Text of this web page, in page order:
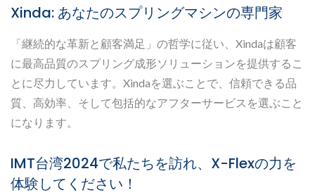
Xinda: あなたのスプリングマシンの専門家
「継続的な革新と顧客満足」の哲学に従い、Xindaは顧客
に最高品質のスプリング成形ソリューションを提供するこ
とに尽力しています。Xindaを選ぶことで、信頼できる品
質、高効率、そして包括的なアフターサービスを選ぶこと
になります。
IMT台湾2024で私たちを訪れ、X-Flexの力を
体験してください！